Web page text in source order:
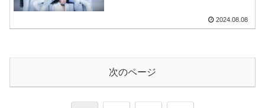
2024.08.08
次のページ